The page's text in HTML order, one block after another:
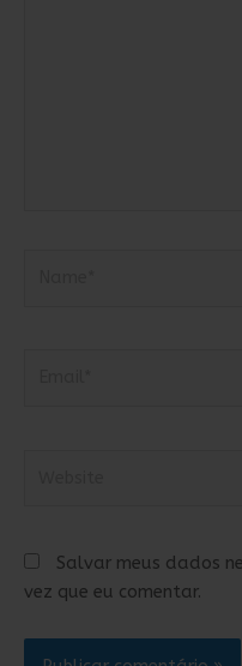
Salvar meus dados
vez que eu comentar.